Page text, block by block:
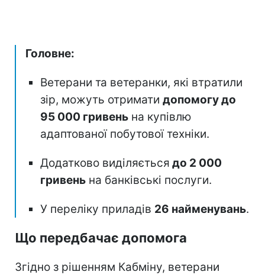
Головне:
Ветерани та ветеранки, які втратили
зір, можуть отримати допомогу до
95 000 гривень на купівлю
адаптованої побутової техніки.
Додатково виділяється до 2 000
гривень на банківські послуги.
У переліку приладів 26 найменувань.
Що передбачає допомога
Згідно з рішенням Кабміну, ветерани